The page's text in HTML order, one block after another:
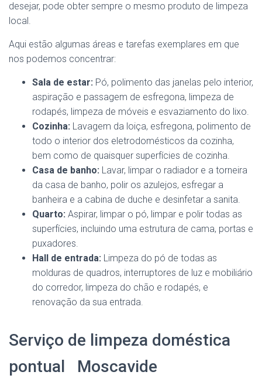
desejar, pode obter sempre o mesmo produto de limpeza
local.
Aqui estão algumas áreas e tarefas exemplares em que
nos podemos concentrar:
Sala de estar: Pó, polimento das janelas pelo interior,
aspiração e passagem de esfregona, limpeza de
rodapés, limpeza de móveis e esvaziamento do lixo.
Cozinha: Lavagem da loiça, esfregona, polimento de
todo o interior dos eletrodomésticos da cozinha,
bem como de quaisquer superfícies de cozinha.
Casa de banho: Lavar, limpar o radiador e a torneira
da casa de banho, polir os azulejos, esfregar a
banheira e a cabina de duche e desinfetar a sanita.
Quarto: Aspirar, limpar o pó, limpar e polir todas as
superfícies, incluindo uma estrutura de cama, portas e
puxadores.
Hall de entrada: Limpeza do pó de todas as
molduras de quadros, interruptores de luz e mobiliário
do corredor, limpeza do chão e rodapés, e
renovação da sua entrada.
Serviço de limpeza doméstica
pontual Moscavide